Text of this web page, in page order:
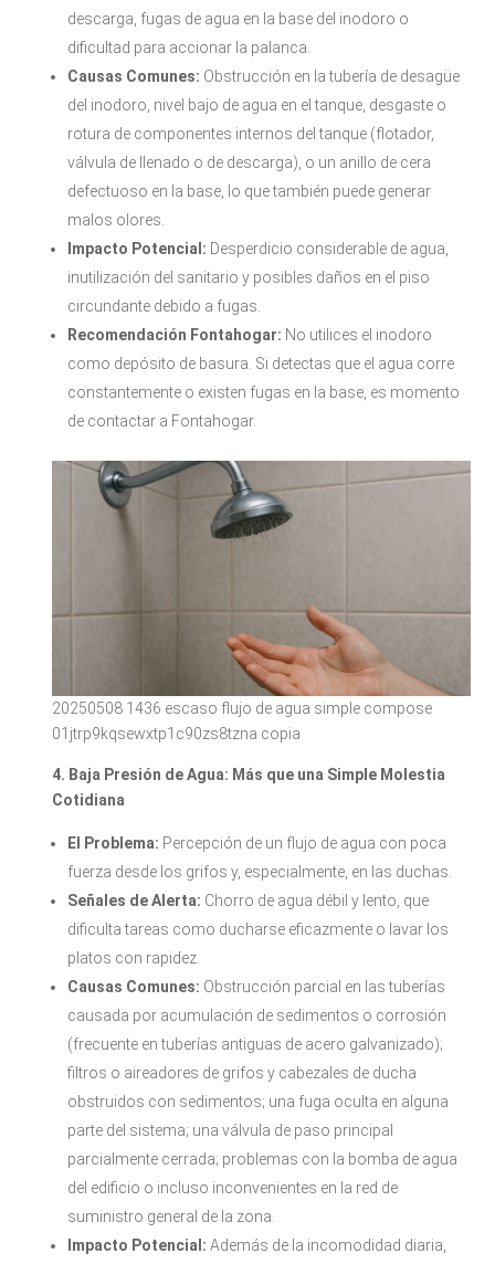
descarga, fugas de agua en la base del inodoro o
dificultad para accionar la palanca.
Causas Comunes: Obstrucción en la tubería de desagüe
del inodoro, nivel bajo de agua en el tanque, desgaste o
rotura de componentes internos del tanque (flotador,
válvula de llenado o de descarga), o un anillo de cera
defectuoso en la base, lo que también puede generar
malos olores.
Impacto Potencial: Desperdicio considerable de agua,
inutilización del sanitario y posibles daños en el piso
circundante debido a fugas.
Recomendación Fontahogar: No utilices el inodoro
como depósito de basura. Si detectas que el agua corre
constantemente o existen fugas en la base, es momento
de contactar a Fontahogar.
20250508 1436 escaso flujo de agua simple compose
01jtrp9kqsewxtp1c90zs8tzna copia
4. Baja Presión de Agua: Más que una Simple Molestia
Cotidiana
El Problema: Percepción de un flujo de agua con poca
fuerza desde los grifos y, especialmente, en las duchas.
Señales de Alerta: Chorro de agua débil y lento, que
dificulta tareas como ducharse eficazmente o lavar los
platos con rapidez.
Causas Comunes: Obstrucción parcial en las tuberías
causada por acumulación de sedimentos o corrosión
(frecuente en tuberías antiguas de acero galvanizado);
filtros o aireadores de grifos y cabezales de ducha
obstruidos con sedimentos; una fuga oculta en alguna
parte del sistema; una válvula de paso principal
parcialmente cerrada; problemas con la bomba de agua
del edificio o incluso inconvenientes en la red de
suministro general de la zona.
Impacto Potencial: Además de la incomodidad diaria,